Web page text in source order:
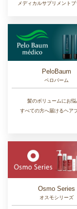
メディカルサプリメントブ
PeloBaum
ペロバーム
髪のボリュームにお悩
すべての方へ届けるヘア
Osmo Series
オスモシリーズ